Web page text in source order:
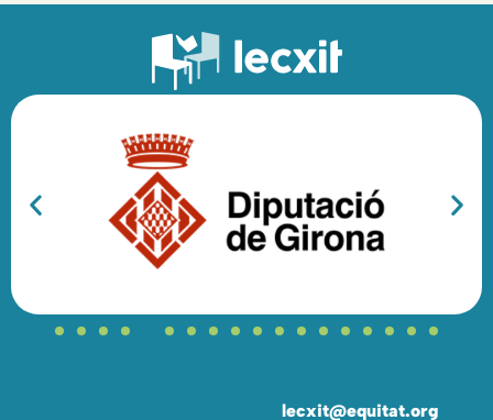
lecxit@equitat.org